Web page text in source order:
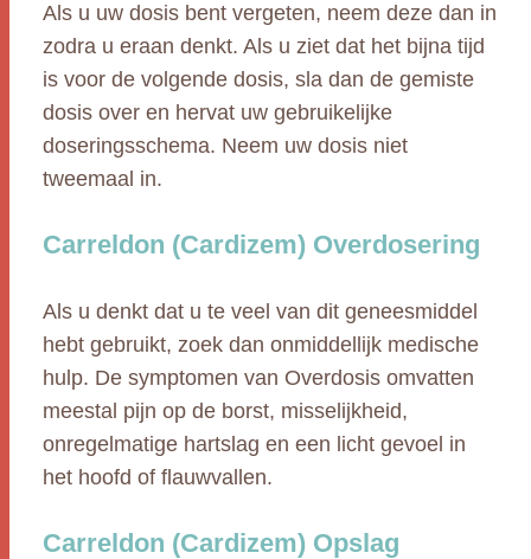
Als u uw dosis bent vergeten, neem deze dan in
zodra u eraan denkt. Als u ziet dat het bijna tijd
is voor de volgende dosis, sla dan de gemiste
dosis over en hervat uw gebruikelijke
doseringsschema. Neem uw dosis niet
tweemaal in.
Carreldon (Cardizem) Overdosering
Als u denkt dat u te veel van dit geneesmiddel
hebt gebruikt, zoek dan onmiddellijk medische
hulp. De symptomen van Overdosis omvatten
meestal pijn op de borst, misselijkheid,
onregelmatige hartslag en een licht gevoel in
het hoofd of flauwvallen.
Carreldon (Cardizem) Opslag